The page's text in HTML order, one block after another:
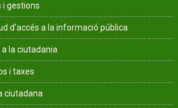
i gestions
d'accés a la informació pública
la ciutadania
i taxes
ciutadana